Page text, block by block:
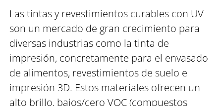
Las tintas y revestimientos curables con UV
son un mercado de gran crecimiento para
diversas industrias como la tinta de
impresión, concretamente para el envasado
de alimentos, revestimientos de suelo e
impresión 3D. Estos materiales ofrecen un
alto brillo, bajos/cero VOC (compuestos